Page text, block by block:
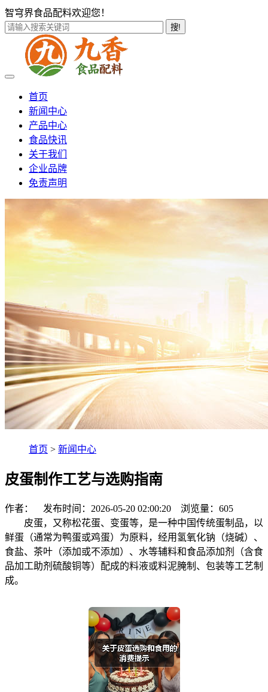
智穹界食品配料欢迎您！
搜!
首页
新闻中心
产品中心
食品快讯
关于我们
企业品牌
免责声明
首页 > 新闻中心
皮蛋制作工艺与选购指南
作者： 发布时间：2026-05-20 02:00:20 浏览量： 605
皮蛋，又称松花蛋、变蛋等，是一种中国传统蛋制品，以
鲜蛋（通常为鸭蛋或鸡蛋）为原料，经用氢氧化钠（烧碱）、
食盐、茶叶（添加或不添加）、水等辅料和食品添加剂（含食
品加工助剂硫酸铜等）配成的料液或料泥腌制、包装等工艺制
成。